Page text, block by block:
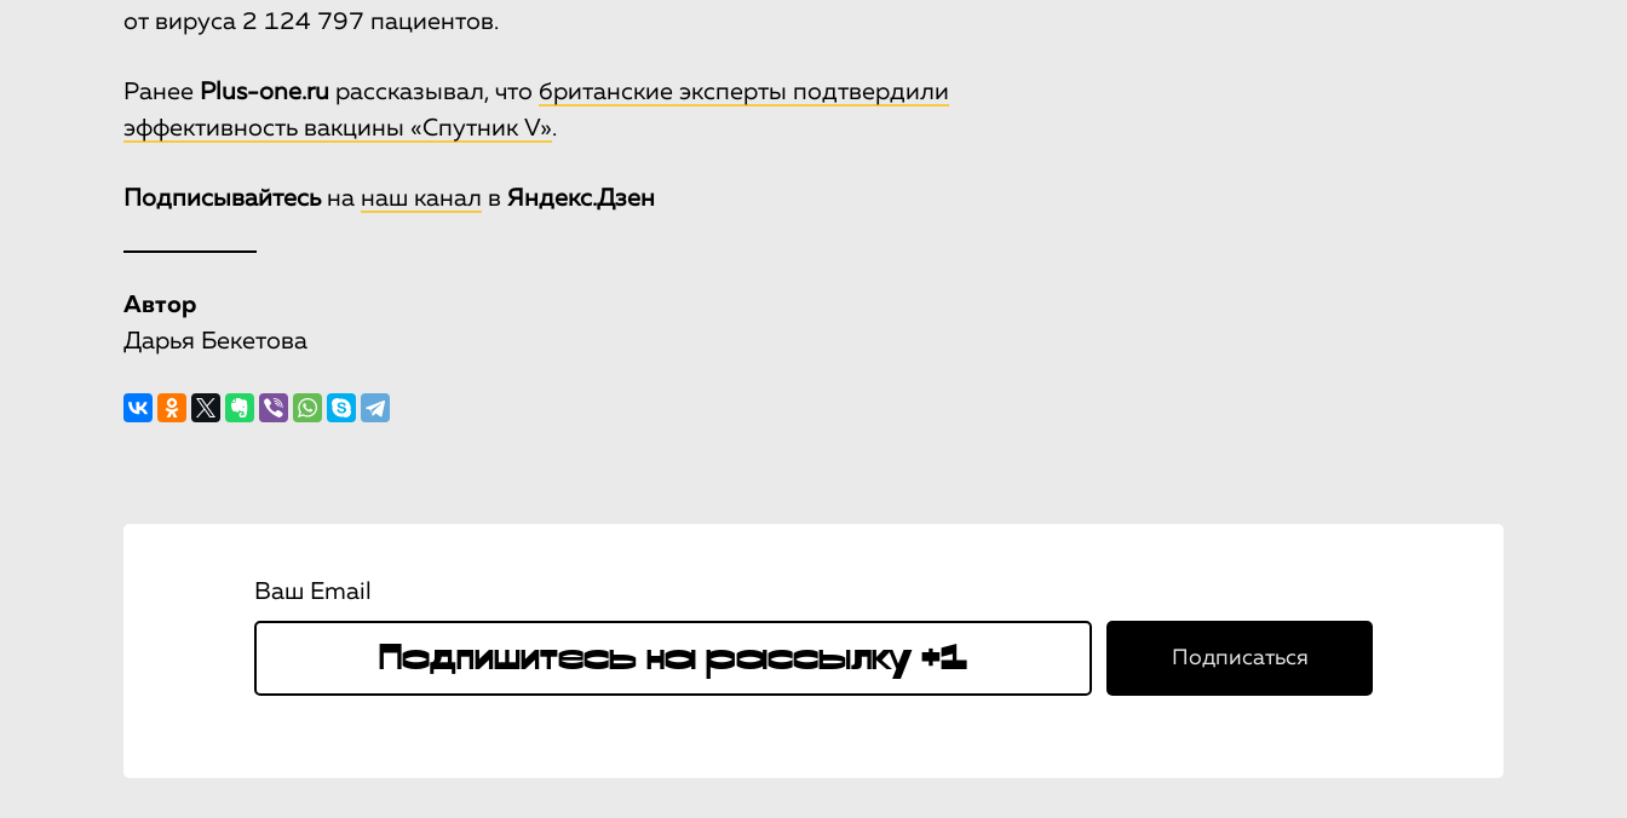
от вируса 2 124 797 пациентов.
Ранее Plus-one.ru рассказывал, что британские эксперты подтвердили
эффективность вакцины «Спутник V».
Подписывайтесьна наш канал в Яндекс.Дзен
Автор
Дарья Бекетова
Ваш Email
Подписаться